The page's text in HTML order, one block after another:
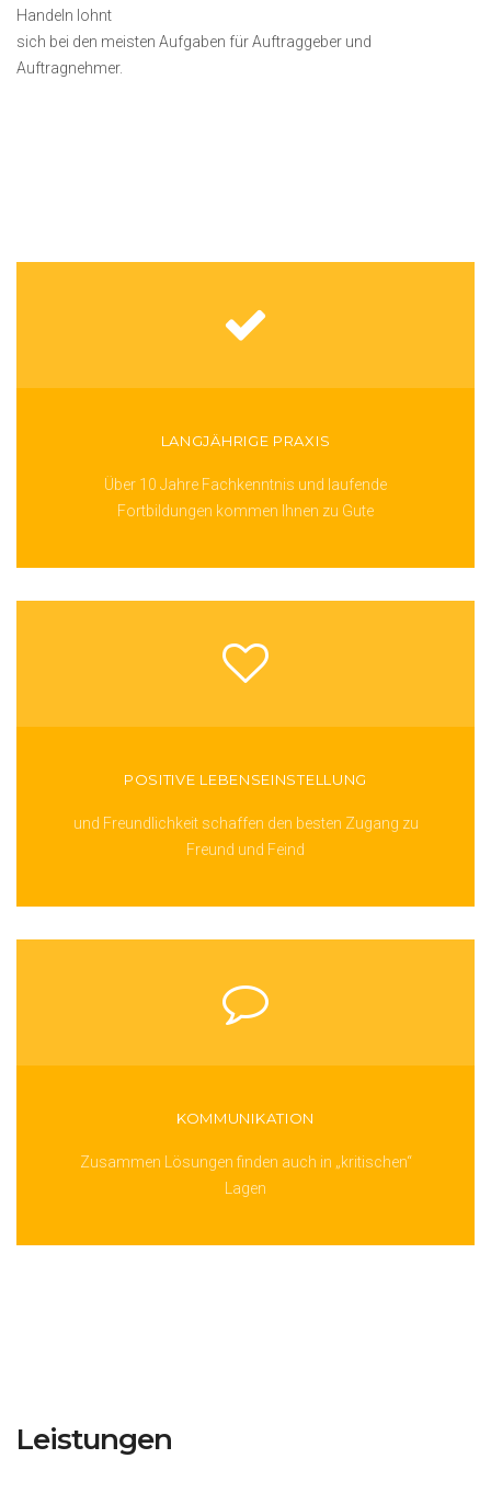
Handeln lohnt
sich bei den meisten Aufgaben für Auftraggeber und
Auftragnehmer.
LANGJÄHRIGE PRAXIS
Über 10 Jahre Fachkenntnis und laufende
Fortbildungen kommen Ihnen zu Gute
POSITIVE LEBENSEINSTELLUNG
und Freundlichkeit schaffen den besten Zugang zu
Freund und Feind
KOMMUNIKATION
Zusammen Lösungen finden auch in „kritischen“
Lagen
Leistungen